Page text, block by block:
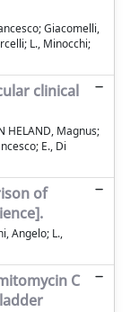
Giacomelli,
L., Minocchi;
clinical
HELAND, Magnus;
E., Di
of
Angelo; L.,
C